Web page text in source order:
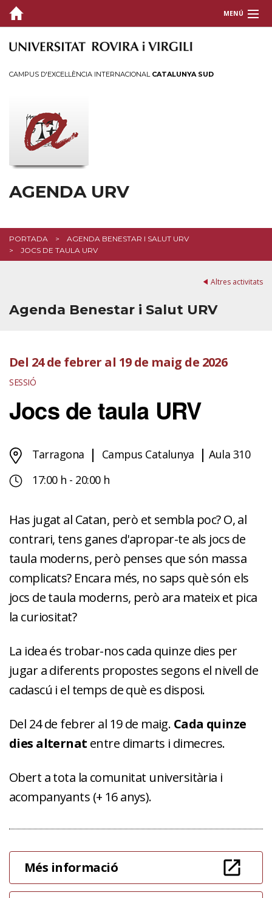
MENÚ
CAMPUS D'EXCEL·LÈNCIA INTERNACIONAL CATALUNYA SUD
AGENDA URV
PORTADA
AGENDA BENESTAR I SALUT URV
JOCS DE TAULA URV
Altres activitats
Agenda Benestar i Salut URV
Del 24 de febrer al 19 de maig de 2026
SESSIÓ
Jocs de taula URV
Tarragona Campus Catalunya
Aula 310
17:00 h - 20:00 h
Has jugat al Catan, però et sembla poc? O, al
contrari, tens ganes d'apropar-te als jocs de
taula moderns, però penses que són massa
complicats? Encara més, no saps què són els
jocs de taula moderns, però ara mateix et pica
la curiositat?
La idea és trobar-nos cada quinze dies per
jugar a diferents propostes segons el nivell de
cadascú i el temps de què es disposi.
Del 24 de febrer al 19 de maig. Cada quinze
dies alternat entre dimarts i dimecres.
Obert a tota la comunitat universitària i
acompanyants (+ 16 anys).
Més informació